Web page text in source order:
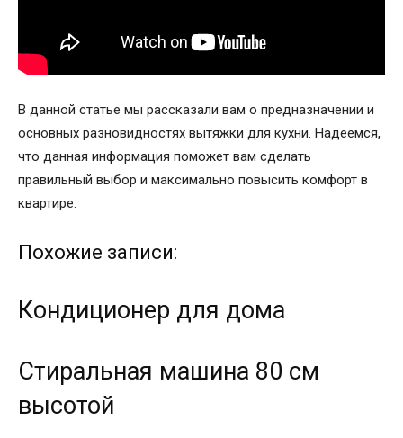
В данной статье мы рассказали вам о предназначении и
основных разновидностях вытяжки для кухни. Надеемся,
что данная информация поможет вам сделать
правильный выбор и максимально повысить комфорт в
квартире.
Похожие записи:
Кондиционер для дома
Стиральная машина 80 см
высотой